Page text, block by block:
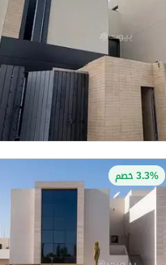
في:28 يوليو 20263.3% خصم